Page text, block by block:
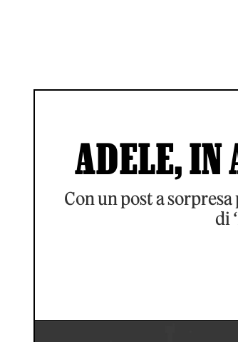
ADELE, IN
Con un post a
di